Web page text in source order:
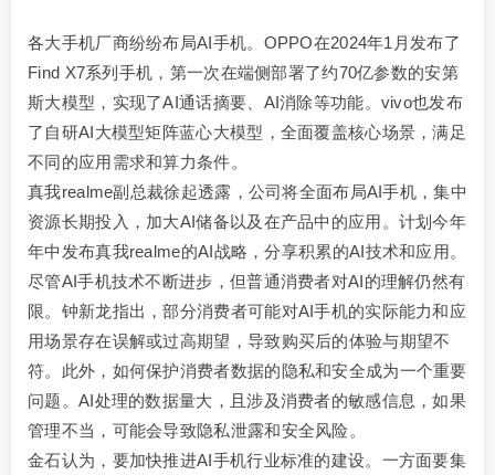
各大手机厂商纷纷布局AI手机。OPPO在2024年1月发布了
Find X7系列手机，第一次在端侧部署了约70亿参数的安第
斯大模型，实现了AI通话摘要、AI消除等功能。vivo也发布
了自研AI大模型矩阵蓝心大模型，全面覆盖核心场景，满足
不同的应用需求和算力条件。
真我realme副总裁徐起透露，公司将全面布局AI手机，集中
资源长期投入，加大AI储备以及在产品中的应用。计划今年
年中发布真我realme的AI战略，分享积累的AI技术和应用。
尽管AI手机技术不断进步，但普通消费者对AI的理解仍然有
限。钟新龙指出，部分消费者可能对AI手机的实际能力和应
用场景存在误解或过高期望，导致购买后的体验与期望不
符。此外，如何保护消费者数据的隐私和安全成为一个重要
问题。AI处理的数据量大，且涉及消费者的敏感信息，如果
管理不当，可能会导致隐私泄露和安全风险。
金石认为，要加快推进AI手机行业标准的建设。一方面要集